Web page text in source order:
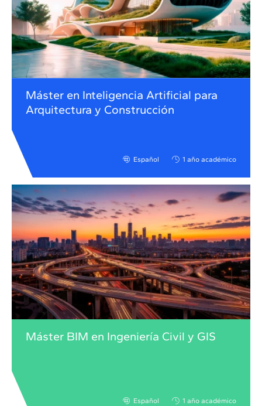
Máster en Inteligencia Artificial para
Arquitectura y Construcción
Español 1 año académico
Máster BIM en Ingeniería Civil y GIS
Español 1 año académico